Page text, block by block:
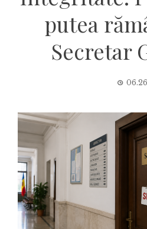
putea
Secretar
06.26